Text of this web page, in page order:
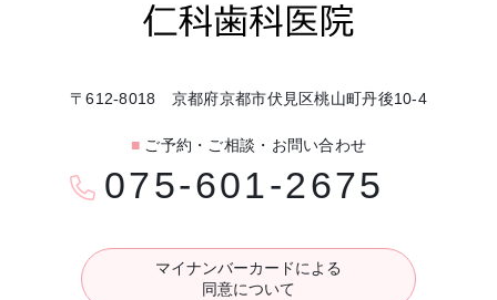
〒612-8018 京都府京都市伏見区桃山町丹後10-4
■ ご予約・ご相談・お問い合わせ
075-601-2675
マイナンバーカードによる
同意について